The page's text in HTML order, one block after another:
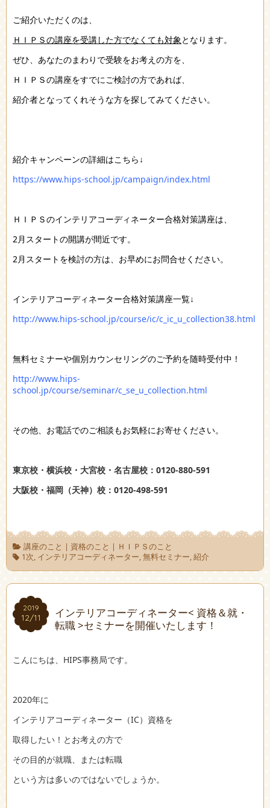
ご紹介いただくのは、
ＨＩＰＳの講座を受講した方でなくても対象となります。
ぜひ、あなたのまわりで受験をお考えの方を、
ＨＩＰＳの講座をすでにご検討の方であれば、
紹介者となってくれそうな方を探してみてください。
紹介キャンペーンの詳細はこちら↓
https://www.hips-school.jp/campaign/index.html
ＨＩＰＳのインテリアコーディネーター合格対策講座は、
2月スタートの開講が間近です。
2月スタートを検討の方は、お早めにお問合せください。
インテリアコーディネーター合格対策講座一覧↓
http://www.hips-school.jp/course/ic/c_ic_u_collection38.html
無料セミナーや個別カウンセリングのご予約を随時受付中！
http://www.hips-
school.jp/course/seminar/c_se_u_collection.html
その他、お電話でのご相談もお気軽にお寄せください。
東京校・横浜校・大宮校・名古屋校：0120-880-591
大阪校・福岡（天神）校：0120-498-591
講座のこと | 資格のこと | ＨＩＰＳのこと
1次, インテリアコーディネーター,無料セミナー,紹介
2019
12/11
2019
12/11
インテリアコーディネーター< 資格＆就・
転職 >セミナーを開催いたします！
こんにちは、HIPS事務局です。
2020年に
インテリアコーディネーター（IC）資格を
取得したい！とお考えの方で
その目的が就職、または転職
という方は多いのではないでしょうか。